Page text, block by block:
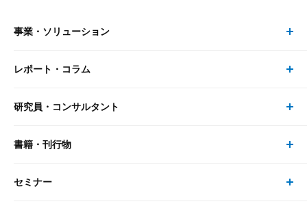
事業・ソリューション
事業・ソリューション トップ
リサーチ
レポート・コラム
レポート・コラム トップ
最新のレポート・コラム
研究員・コンサルタント
研究員・コンサルタント トップ
研究員
書籍・刊行物
書籍・刊行物 トップ
セミナー